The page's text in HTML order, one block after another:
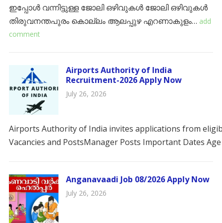
ഇപ്പോൾ വന്നിട്ടുള്ള ജോലി ഒഴിവുകൾ ജോലി ഒഴിവുകൾ
തിരുവനന്തപുരം ​കൊല്ലം ​ആലപ്പുഴ ​എറണാകുളം… add
comment
Airports Authority of India
Recruitment-2026 Apply Now
July 26, 2026
Airports Authority of India invites applications from
​Vacancies and Posts​Manager Posts Important Dates
Anganavaadi Job 08/2026 Apply Now
July 26, 2026